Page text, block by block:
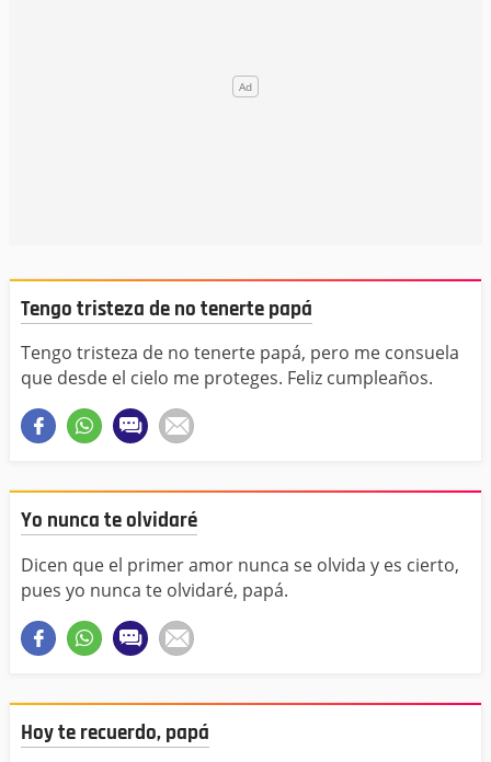
Tengo tristeza de no tenerte papá
Tengo tristeza de no tenerte papá, pero me consuela
que desde el cielo me proteges. Feliz cumpleaños.
Yo nunca te olvidaré
Dicen que el primer amor nunca se olvida y es cierto,
pues yo nunca te olvidaré, papá.
Hoy te recuerdo, papá